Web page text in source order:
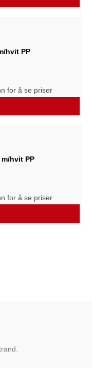
hvit PP
for å se priser
hvit PP
for å se priser